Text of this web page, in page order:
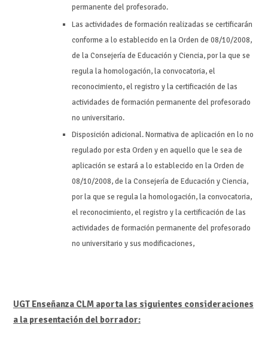
permanente del profesorado.
Las actividades de formación realizadas se certificarán
conforme a lo establecido en la Orden de 08/10/2008,
de la Consejería de Educación y Ciencia, por la que se
regula la homologación, la convocatoria, el
reconocimiento, el registro y la certificación de las
actividades de formación permanente del profesorado
no universitario.
Disposición adicional. Normativa de aplicación en lo no
regulado por esta Orden y en aquello que le sea de
aplicación se estará a lo establecido en la Orden de
08/10/2008, de la Consejería de Educación y Ciencia,
por la que se regula la homologación, la convocatoria,
el reconocimiento, el registro y la certificación de las
actividades de formación permanente del profesorado
no universitario y sus modificaciones,
UGT Enseñanza CLM aporta las siguientes consideraciones
a la presentación del borrador: